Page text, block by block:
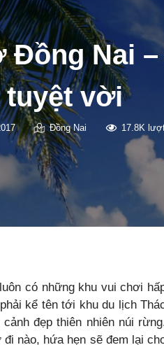
Đồng Nai
tuyệt vời
Đồng Nai 17.8K
có những khu vui chơi
kể tên tới khu du lịch
đẹp thiên nhiên núi
nào, hứa hẹn sẽ đem lại